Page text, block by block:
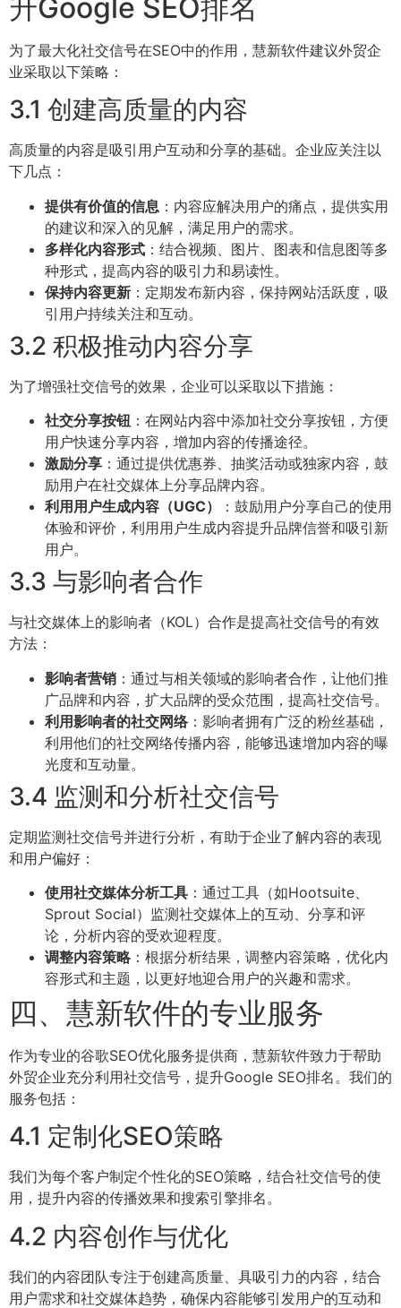
升Google SEO排名
为了最大化社交信号在SEO中的作用，慧新软件建议外贸企
业采取以下策略：
3.1 创建高质量的内容
高质量的内容是吸引用户互动和分享的基础。企业应关注以
下几点：
提供有价值的信息 ：内容应解决用户的痛点，提供实用
的建议和深入的见解，满足用户的需求。
多样化内容形式 ：结合视频、图片、图表和信息图等多
种形式，提高内容的吸引力和易读性。
保持内容更新 ：定期发布新内容，保持网站活跃度，吸
引用户持续关注和互动。
3.2 积极推动内容分享
为了增强社交信号的效果，企业可以采取以下措施：
社交分享按钮 ：在网站内容中添加社交分享按钮，方便
用户快速分享内容，增加内容的传播途径。
激励分享 ：通过提供优惠券、抽奖活动或独家内容，鼓
励用户在社交媒体上分享品牌内容。
利用用户生成内容（UGC）
：鼓励用户分享自己的使用
体验和评价，利用用户生成内容提升品牌信誉和吸引新
用户。
3.3 与影响者合作
与社交媒体上的影响者（KOL）合作是提高社交信号的有效
方法：
影响者营销 ：通过与相关领域的影响者合作，让他们推
广品牌和内容，扩大品牌的受众范围，提高社交信号。
利用影响者的社交网络：影响者拥有广泛的粉丝基础，
利用他们的社交网络传播内容，能够迅速增加内容的曝
光度和互动量。
3.4 监测和分析社交信号
定期监测社交信号并进行分析，有助于企业了解内容的表现
和用户偏好：
使用社交媒体分析工具 ：通过工具（如Hootsuite、
Sprout Social）监测社交媒体上的互动、分享和评
论，分析内容的受欢迎程度。
调整内容策略：根据分析结果，调整内容策略，优化内
容形式和主题，以更好地迎合用户的兴趣和需求。
四、慧新软件的专业服务
作为专业的谷歌SEO优化服务提供商，慧新软件致力于帮助
外贸企业充分利用社交信号，提升Google SEO排名。我们的
服务包括：
4.1 定制化SEO策略
我们为每个客户制定个性化的SEO策略，结合社交信号的使
用，提升内容的传播效果和搜索引擎排名。
4.2 内容创作与优化
我们的内容团队专注于创建高质量、具吸引力的内容，结合
用户需求和社交媒体趋势，确保内容能够引发用户的互动和